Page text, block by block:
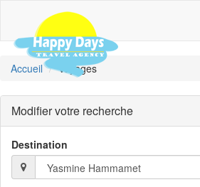
Accueil Voyages
Modifier votre recherche
Destination